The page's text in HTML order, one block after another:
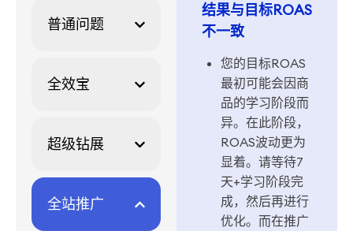
普通问题
全效宝
超级钻展
全站推广
结果与目标ROAS
不一致
您的目标ROAS
最初可能会因商
品的学习阶段而
异。在此阶段，
ROAS波动更为
显着。请等待7
天+学习阶段完
成，然后再进行
优化。而在推广